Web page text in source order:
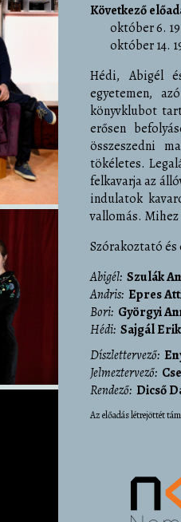
Következő
október 6.
október 14.
Hédi, Abigél
egyetemen,
könyvklubot
erősen
összeszedni
tökéletes.
felkavarja az
indulatok
vallomás. Mihez
Szórakoztató és
Abigél Szulák
Andris Epres
Bori Györgyi
Hédi Sajgál
díszlettervező
jelmeztervező
rendező Dicső
Az előadás létrejöttét